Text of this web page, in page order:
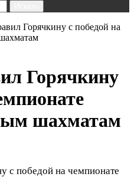
Горячкину с победой на
Горячкину
шахматам